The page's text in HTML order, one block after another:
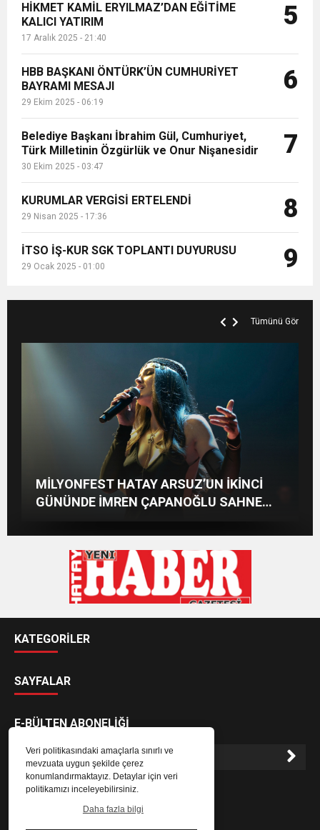
Veri politikasındaki amaçlarla sınırlı ve
mevzuata uygun şekilde çerez
konumlandırmaktayız. Detaylar için veri
politikamızı inceleyebilirsiniz.
Daha fazla bilgi
HİKMET KAMİL ERYILMAZ’DAN EĞİTİME
KALICI YATIRIM
17 Aralık 2025 - 21:40
5
HBB BAŞKANI ÖNTÜRK’ÜN CUMHURİYET
BAYRAMI MESAJI
29 Ekim 2025 - 06:19
6
Belediye Başkanı İbrahim Gül, Cumhuriyet,
Türk Milletinin Özgürlük ve Onur Nişanesidir
30 Ekim 2025 - 03:47
7
KURUMLAR VERGİSİ ERTELENDİ
29 Nisan 2025 - 17:36 8
İTSO İŞ-KUR SGK TOPLANTI DUYURUSU
29 Ocak 2025 - 01:00 9
Tümünü Gör
EKİNCİLER 62 YAŞINDA: 62 YILLIK SANAYİ
MİRASI GELECEĞE TAŞINIYOR
MİLYONFEST HATAY ARSUZ’UN İKİNCİ
GÜNÜNDE İMREN ÇAPANOĞLU SAHNE
ÖZÇELİK-İŞ’TEN SERT
DEZENFORMASYON AÇIKLAMASI:
“HUKUKİ VE CEZAİ SÜREÇ BAŞLATILDI”
KATEGORİLER
SAYFALAR
E-BÜLTEN ABONELİĞİ
E-Bülten aboneliği ile haberlere daha hızlı erişin.